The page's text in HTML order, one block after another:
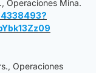
Operaciones Mina.
Operaciones